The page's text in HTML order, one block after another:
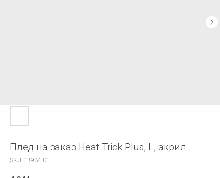
Плед на заказ Heat Trick Plus, L, акрил
SKU: 18934.01